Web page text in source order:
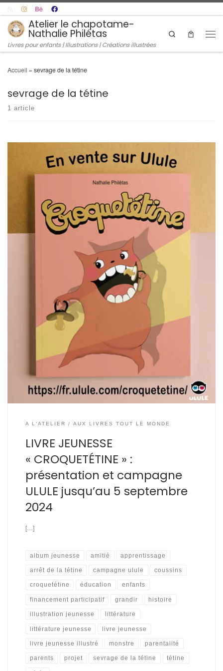
Skip to content
Atelier le chapotame-
Nathalie Philétas
Livres pour enfants | Illustrations | Créations illustrées
Search
Accueil » sevrage de la tétine
sevrage de la tétine
1 article
A L'ATELIER AUX LIVRES TOUT LE MONDE
LIVRE JEUNESSE
« CROQUETÉTINE » :
présentation et campagne
ULULE jusqu’au 5 septembre
2024
[…]
album jeunesse amitié apprentissage
arrêt de la tétine campagne ulule coussins
croquetétine éducation enfants
financement participatif grandir histoire
illustration jeunesse littérature
littérature jeunesse livre jeunesse
livre jeunesse illustré monstre parentalité
parents projet sevrage de la tétine tétine